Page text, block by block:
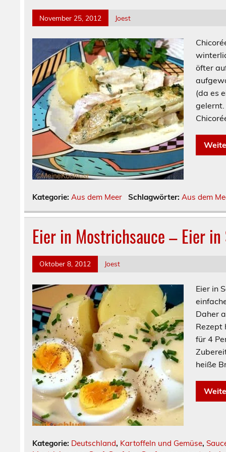
November 25, 2012 Joest
öfter
(da es
gelernt.
Kategorie:Aus dem Meer Schlagwörter: Aus dem
Eier in Mostrichsauce – Eier
Oktober 8, 2012 Joest
Eier in
Daher
Rezept
heiße
Kategorie: Deutschland, Kartoffeln und Gemüse,